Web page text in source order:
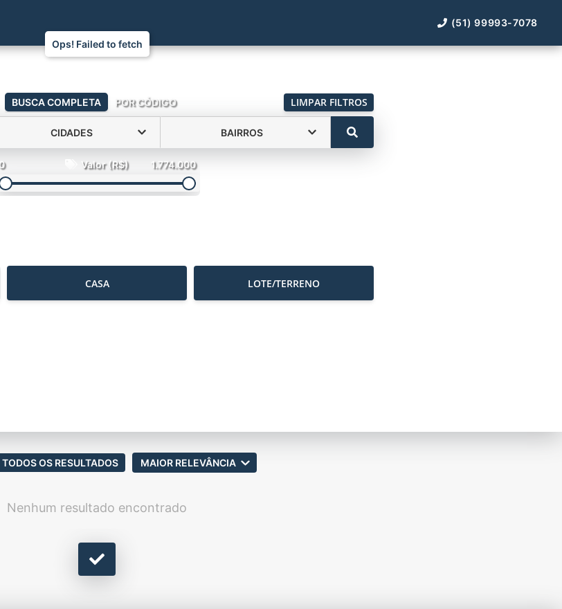
(51) 99993-7078
BUSCA COMPLETA POR CÓDIGO LIMPAR FILTROS
CIDADES BAIRROS
0 Valor (R$) 1.774.000
CASA LOTE/TERRENO
TODOS OS RESULTADOS MAIOR RELEVÂNCIA
Nenhum resultado encontrado
Ops! Failed to fetch